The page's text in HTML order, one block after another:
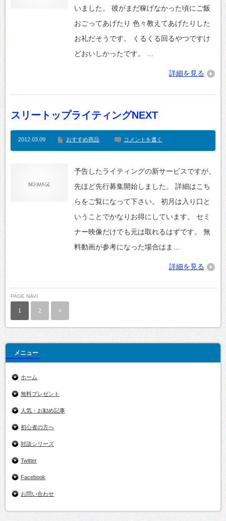
いました。 彼がまだ稼げなかった頃にご飯
おごってあげたり 色々教えてあげたりした
お礼だそうです。 くるくる回るやつですけ
どおいしかったです。 …
詳細を見る
スリートップライティングNEXT
2012.03.09 おすすめ商品 コメントを書く
予告したライティングの新サービスですが、
先ほど先行募集開始しました。 詳細はこち
らをご覧になって下さい。 初月は入り口と
いうことでかなりお得にしています。 セミ
ナー映像だけでも元は取れるはずです。 無
料動画が参考になった場合はま…
詳細を見る
PAGE NAVI
1 2 »
メニュー
ホーム
無料プレゼント
人気・お勧め記事
初心者の方へ
対談シリーズ
Twitter
Facebook
お問い合わせ